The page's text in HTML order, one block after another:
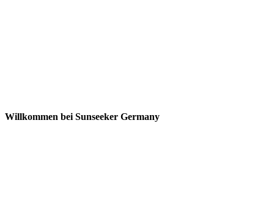
Willkommen bei Sunseeker Germany